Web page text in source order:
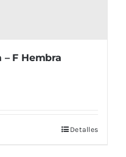
F Hembra
Detalles